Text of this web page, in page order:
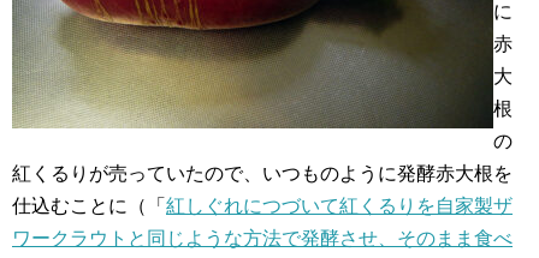
に
赤
大
根
の
紅くるりが売っていたので、いつものように発酵赤大根を
仕込むことに（「 紅しぐれにつづいて紅くるりを自家製ザ
ワークラウトと同じような方法で発酵させ、そのまま食べ